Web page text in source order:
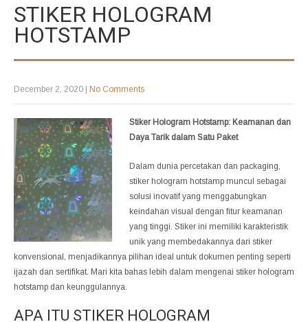
STIKER HOLOGRAM
HOTSTAMP
December 2, 2020 | No Comments
Stiker Hologram Hotstamp: Keamanan dan
Daya Tarik dalam Satu Paket
Dalam dunia percetakan dan packaging,
stiker hologram hotstamp muncul sebagai
solusi inovatif yang menggabungkan
keindahan visual dengan fitur keamanan
yang tinggi. Stiker ini memiliki karakteristik
unik yang membedakannya dari stiker
konvensional, menjadikannya pilihan ideal untuk dokumen penting seperti
ijazah dan sertifikat. Mari kita bahas lebih dalam mengenai stiker hologram
hotstamp dan keunggulannya.
APA ITU STIKER HOLOGRAM